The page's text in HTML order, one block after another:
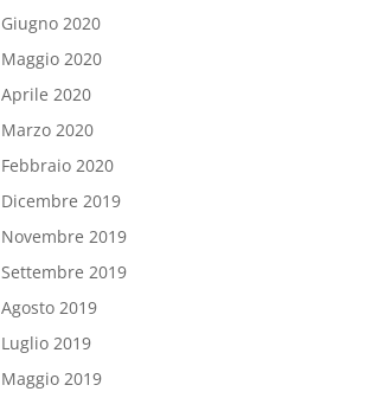
Giugno 2020
Maggio 2020
Aprile 2020
Marzo 2020
Febbraio 2020
Dicembre 2019
Novembre 2019
Settembre 2019
Agosto 2019
Luglio 2019
Maggio 2019